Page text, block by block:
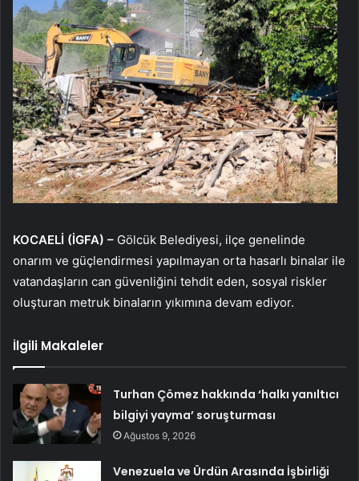
KOCAELİ (İGFA) – Gölcük Belediyesi, ilçe genelinde
onarım ve güçlendirmesi yapılmayan orta hasarlı binalar ile
vatandaşların can güvenliğini tehdit eden, sosyal riskler
oluşturan metruk binaların yıkımına devam ediyor.
İlgili Makaleler
Turhan Çömez hakkında ‘halkı yanıltıcı
bilgiyi yayma’ soruşturması
Ağustos 9, 2026
Venezuela ve Ürdün Arasında İşbirliği